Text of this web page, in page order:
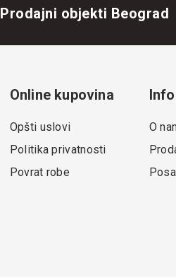
Prodajni objekti Beograd
Online kupovina
Opšti uslovi
Politika privatnosti
Povrat robe
Info
O